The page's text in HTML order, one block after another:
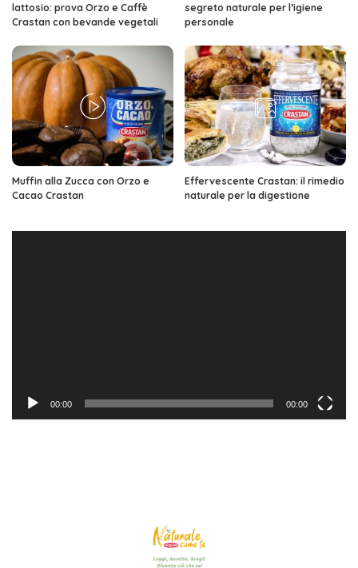
lattosio: prova Orzo e Caffè
Crastan con bevande vegetali
segreto naturale per l’igiene
personale
Muffin alla Zucca con Orzo e
Cacao Crastan
Effervescente Crastan: il rimedio
naturale per la digestione
00:00 00:00